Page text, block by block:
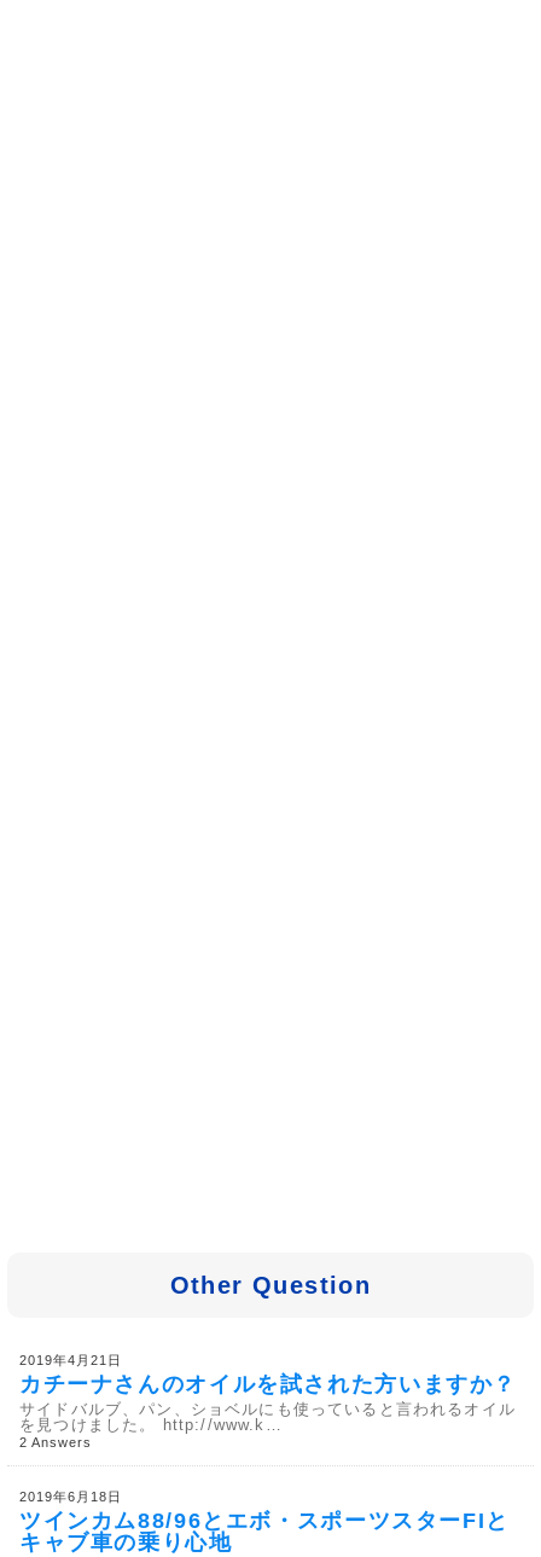
Other Question
2019年4月21日
カチーナさんのオイルを試された方いますか？
サイドバルブ、パン、ショベルにも使っていると言われるオイル
を見つけました。 http://www.k…
2 Answers
2019年6月18日
ツインカム88/96とエボ・スポーツスターFIと
キャブ車の乗り心地